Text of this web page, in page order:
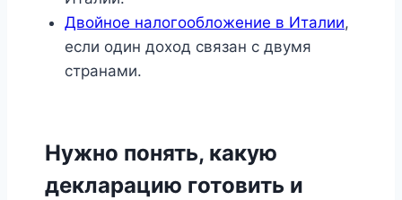
Двойное налогообложение в Италии,
если один доход связан с двумя
странами.
Нужно понять, какую
декларацию готовить и